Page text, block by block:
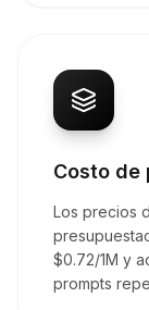
Costo de
Los precios
$0.72/1M y
prompts